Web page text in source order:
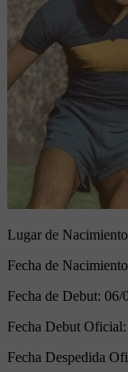
Lugar de
Fecha de
Fecha de Debut: 06/
Fecha Debut Oficial:
Fecha Despedida